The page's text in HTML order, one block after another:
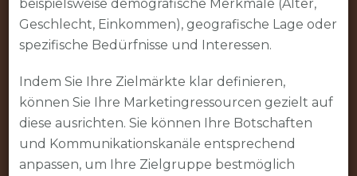
beispielsweise demografische Merkmale (Alter,
Geschlecht, Einkommen), geografische Lage oder
spezifische Bedürfnisse und Interessen.
Indem Sie Ihre Zielmärkte klar definieren,
können Sie Ihre Marketingressourcen gezielt auf
diese ausrichten. Sie können Ihre Botschaften
und Kommunikationskanäle entsprechend
anpassen, um Ihre Zielgruppe bestmöglich